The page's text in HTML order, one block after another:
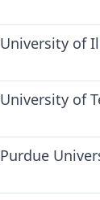
University of
University of
Purdue